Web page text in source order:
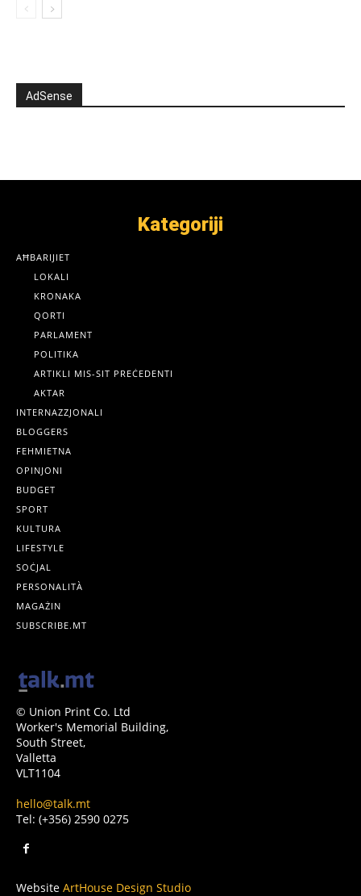
AdSense
Kategoriji
AĦBARIJIET
LOKALI
KRONAKA
QORTI
PARLAMENT
POLITIKA
ARTIKLI MIS-SIT PREĊEDENTI
AKTAR
INTERNAZZJONALI
BLOGGERS
FEHMIETNA
OPINJONI
BUDGET
SPORT
KULTURA
LIFESTYLE
SOĊJAL
PERSONALITÀ
MAGAŻIN
SUBSCRIBE.MT
© Union Print Co. Ltd
Worker's Memorial Building,
South Street,
Valletta
VLT1104
hello@talk.mt
Tel: (+356) 2590 0275
Website ArtHouse Design Studio